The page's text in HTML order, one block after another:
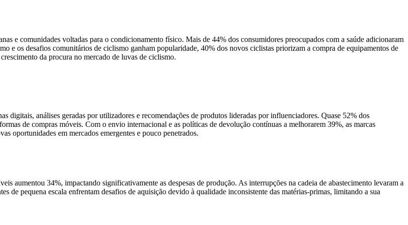
e comunidades voltadas para o condicionamento físico. Mais de 44% dos consumidores preocupados com a saúde adicionaram
e os desafios comunitários de ciclismo ganham popularidade, 40% dos novos ciclistas priorizam a compra de equipamentos de
da procura no mercado de luvas de ciclismo.
digitais, análises geradas por utilizadores e recomendações de produtos lideradas por influenciadores. Quase 52% dos
de compras móveis. Com o envio internacional e as políticas de devolução contínuas a melhorarem 39%, as marcas
oportunidades em mercados emergentes e pouco penetrados.
​​aumentou 34%, impactando significativamente as despesas de produção. As interrupções na cadeia de abastecimento levaram a
de pequena escala enfrentam desafios de aquisição devido à qualidade inconsistente das matérias-primas, limitando a sua